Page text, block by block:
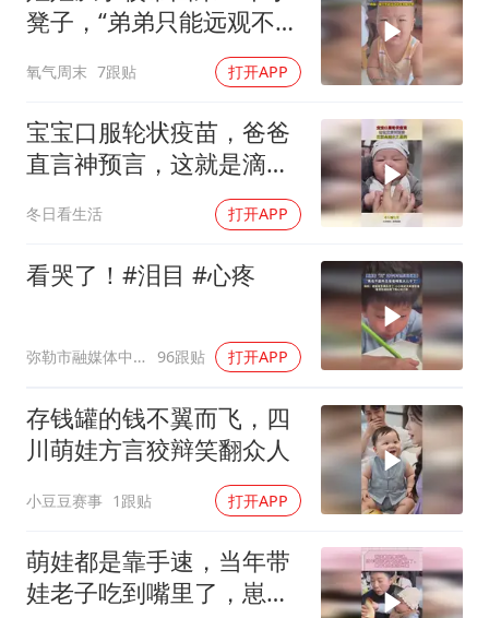
以军士兵把枪口对准中国记者
奋力开创中国式现代化建设新局面
凳子，“弟弟只能远观不能
近玩焉，看到姐姐走过来
立马让座”
氧气周末 7跟贴 打开APP
宝宝口服轮状疫苗，爸爸
直言神预言，这就是滴水
冬日看生活 打开APP
看哭了！#泪目 #心疼
弥勒市融媒体中心 96跟贴 打开APP
存钱罐的钱不翼而飞，四
川萌娃方言狡辩笑翻众人
小豆豆赛事 1跟贴 打开APP
萌娃都是靠手速，当年带
娃老子吃到嘴里了，崽子